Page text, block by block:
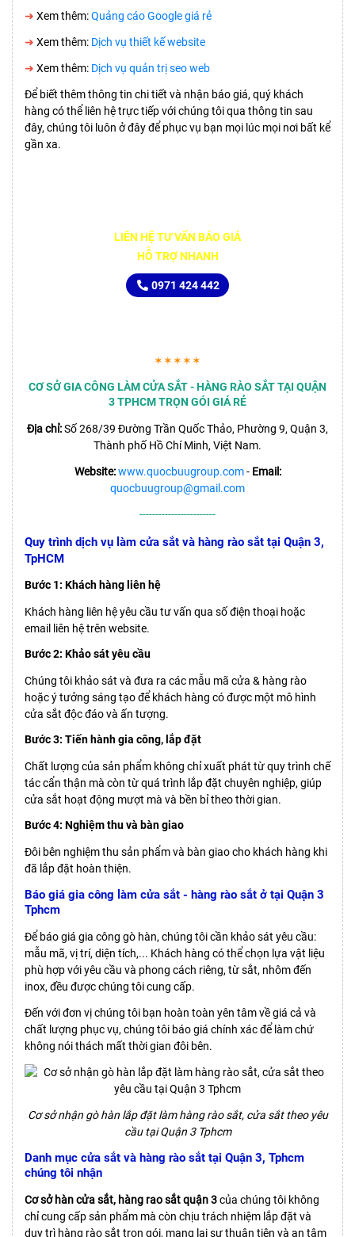
➜ Xem thêm:Quảng cáo Google giá rẻ
➜ Xem thêm: Dịch vụ thiết kế website
➜ Xem thêm: Dịch vụ quản trị seo web
Để biết thêm thông tin chi tiết và nhận báo giá, quý khách
hàng có thể liên hệ trực tiếp với chúng tôi qua thông tin sau
đây, chúng tôi luôn ở đây để phục vụ bạn mọi lúc mọi nơi bất kể
gần xa.
LIÊN HỆ TƯ VẤN BÁO GIÁ
HỖ TRỢ NHANH
0971 424 442
✶✶✶✶✶
CƠ SỞ GIA CÔNG LÀM CỬA SẮT - HÀNG RÀO SẮT TẠI QUẬN
3 TPHCM TRỌN GÓI GIÁ RẺ
Địa chỉ:Số 268/39 Đường Trần Quốc Thảo, Phường 9, Quận 3,
Thành phố Hồ Chí Minh, Việt Nam.
Website: www.quocbuugroup.com- Email:
quocbuugroup@gmail.com
------------------------
Quy trình dịch vụ làm cửa sắt và hàng rào sắt tại Quận 3,
TpHCM
Bước 1: Khách hàng liên hệ
Khách hàng liên hệ yêu cầu tư vấn qua số điện thoại hoặc
email liên hệ trên website.
Bước 2: Khảo sát yêu cầu
Chúng tôi khảo sát và đưa ra các mẫu mã cửa & hàng rào
hoặc ý tưởng sáng tạo để khách hàng có được một mô hình
cửa sắt độc đáo và ấn tượng.
Bước 3: Tiến hành gia công, lắp đặt
Chất lượng của sản phẩm không chỉ xuất phát từ quy trình chế
tác cẩn thận mà còn từ quá trình lắp đặt chuyên nghiệp, giúp
cửa sắt hoạt động mượt mà và bền bỉ theo thời gian.
Bước 4: Nghiệm thu và bàn giao
Đôi bên nghiệm thu sản phẩm và bàn giao cho khách hàng khi
đã lắp đặt hoàn thiện.
Báo giá gia công làm cửa sắt - hàng rào sắt ở tại Quận 3
Tphcm
Để báo giá gia công gò hàn, chúng tôi cần khảo sát yêu cầu:
mẫu mã, vị trí, diện tích,... Khách hàng có thể chọn lựa vật liệu
phù hợp với yêu cầu và phong cách riêng, từ sắt, nhôm đến
inox, đều được chúng tôi cung cấp.
Đến với đơn vị chúng tôi bạn hoàn toàn yên tâm về giá cả và
chất lượng phục vụ, chúng tôi báo giá chính xác để làm chứ
không nói thách mất thời gian đôi bên.
Cơ sở nhận gò hàn lắp đặt làm hàng rào sắt, cửa sắt theo yêu
cầu tại Quận 3 Tphcm
Danh mục cửa sắt và hàng rào sắt tại Quận 3, Tphcm
chúng tôi nhận
Cơ sở hàn cửa sắt, hàng rao sắt quận 3của chúng tôi không
chỉ cung cấp sản phẩm mà còn chịu trách nhiệm lắp đặt và
duy trì hàng rào sắt trọn gói, mang lại sự thuận tiện và an tâm